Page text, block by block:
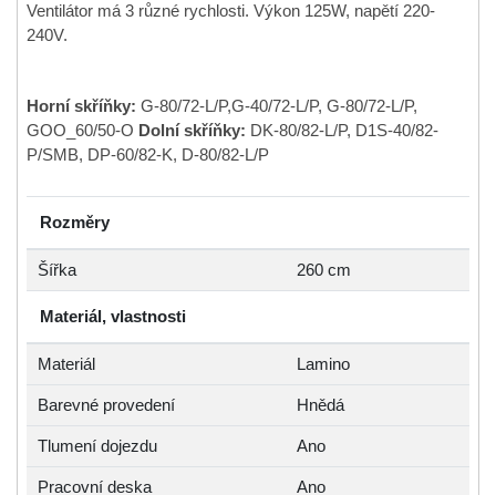
Ventilátor má 3 různé rychlosti. Výkon 125W, napětí 220-
240V.
Horní skříňky: G-80/72-L/P,G-40/72-L/P, G-80/72-L/P,
GOO_60/50-O Dolní skříňky: DK-80/82-L/P, D1S-40/82-
P/SMB, DP-60/82-K, D-80/82-L/P
Rozměry
Šířka 260 cm
Materiál, vlastnosti
Materiál Lamino
Barevné provedení Hnědá
Tlumení dojezdu Ano
Pracovní deska Ano